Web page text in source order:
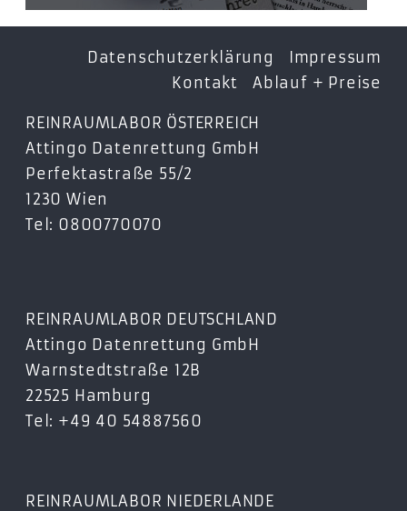
Datenschutzerklärung
Impressum
Kontakt
Ablauf + Preise
REINRAUMLABOR ÖSTERREICH
Attingo Datenrettung GmbH
Perfektastraße 55/2
1230 Wien
Tel: 0800770070
REINRAUMLABOR DEUTSCHLAND
Attingo Datenrettung GmbH
Warnstedtstraße 12B
22525 Hamburg
Tel: +49 40 54887560
REINRAUMLABOR NIEDERLANDE